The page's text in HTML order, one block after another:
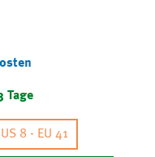
Tage
US 8 - EU 41